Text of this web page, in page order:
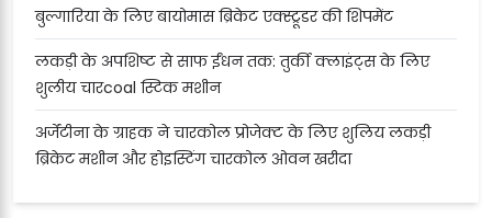
बुल्गारिया के लिए बायोमास ब्रिकेट एक्स्ट्रूडर की शिपमेंट
लकड़ी के अपशिष्ट से साफ ईंधन तक: तुर्की क्लाइंट्स के लिए
शुलीय चारcoal स्टिक मशीन
अर्जेंटीना के ग्राहक ने चारकोल प्रोजेक्ट के लिए शुलिय लकड़ी
ब्रिकेट मशीन और होइस्टिंग चारकोल ओवन खरीदा